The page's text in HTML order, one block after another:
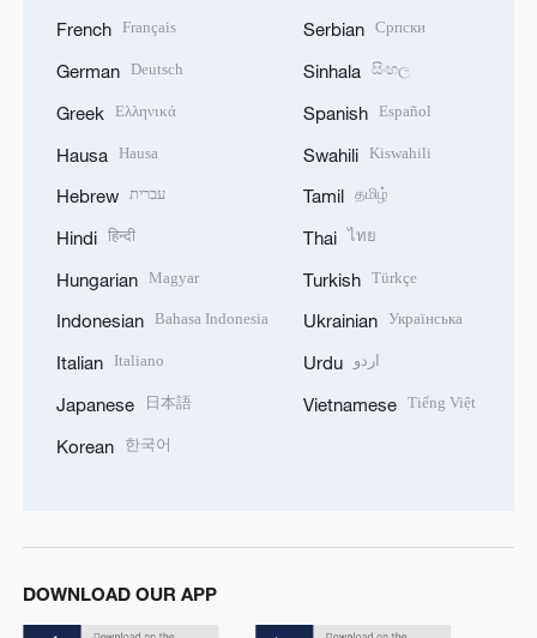
French Français
German Deutsch
Greek Ελληνικά
Hausa Hausa
Hebrew עברית
Hindi हिन्दी
Hungarian Magyar
Indonesian Bahasa Indonesia
Italian Italiano
Japanese 日本語
Korean 한국어
Serbian Српски
Sinhala සිංහල
Spanish Español
Swahili Kiswahili
Tamil தமிழ்
Thai ไทย
Turkish Türkçe
Ukrainian Українська
Urdu اردو
Vietnamese Tiếng Việt
DOWNLOAD OUR APP